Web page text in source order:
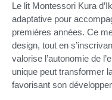
Le lit Montessori Kura
adaptative pour
premières années. Ce
design, tout en
valorise l’autonomie de
unique peut transformer
favorisant son